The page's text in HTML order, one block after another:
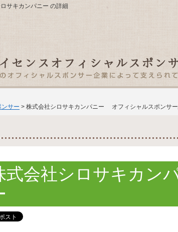
サキカンパニー の詳細
サー > 株式会社シロサキカンパニー オフィシャルスポンサ
式会社シロサキカン